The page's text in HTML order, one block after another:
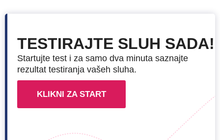
TESTIRAJTE SLUH SADA!
Startujte test i za samo dva minuta saznajte
rezultat testiranja vašeh sluha.
KLIKNI ZA START